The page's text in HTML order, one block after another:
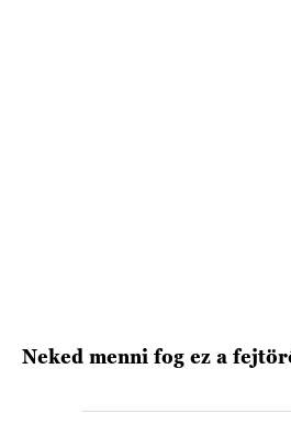
Neked menni fog ez a